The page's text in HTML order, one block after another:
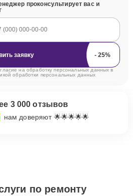
проконсультирует вас и
Отправить заявку
на обработку персональных данных в
обработки персональных данных
3 000 отзывов
нам доверяют 🌟🌟🌟🌟🌟
по ремонту